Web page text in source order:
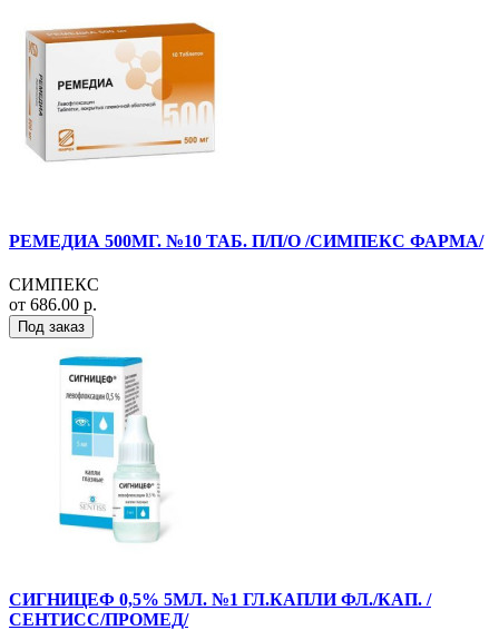
РЕМЕДИА 500МГ. №10 ТАБ. П/П/О /СИМПЕКС ФАРМА/
СИМПЕКС
от 686.00 р.
Под заказ
СИГНИЦЕФ 0,5% 5МЛ. №1 ГЛ.КАПЛИ ФЛ./КАП. /
СЕНТИСС/ПРОМЕД/